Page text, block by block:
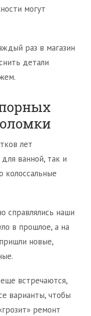
могут
раз в магазин
детали
лет
ванной, так и
колоссальные
справлялись наши
в прошлое, а на
новые,
встречаются,
варианты, чтобы
ремонт